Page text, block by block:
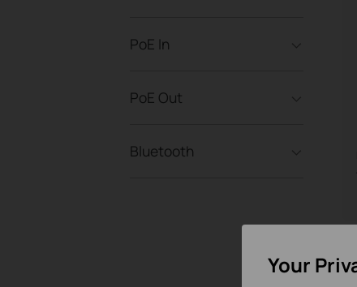
PoE In
PoE Out
Bluetooth
Your